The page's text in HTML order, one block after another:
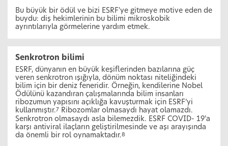
Bu büyük bir ödül ve bizi ESRF'ye gitmeye motive eden de
buydu: diş hekimlerinin bu bilimi mikroskobik
ayrıntılarıyla görmelerine yardım etmek.
Senkrotron bilimi
ESRF, dünyanın en büyük keşiflerinden bazılarına güç
veren senkrotron ışığıyla, dönüm noktası niteliğindeki
bilim için bir deniz feneridir. Örneğin, kendilerine Nobel
Ödülünü kazandıran çalışmalarında bilim insanları
ribozumun yapısını açıklığa kavuşturmak için ESRF’yi
kullanmıştır. 7
Ribozomlar olmasaydı hayat olamazdı.
Senkrotron olmasaydı asla bilemezdik. ESRF COVID- 19’a
karşı antiviral ilaçların geliştirilmesinde ve aşı arayışında
da önemli bir rol oynamaktadır.8